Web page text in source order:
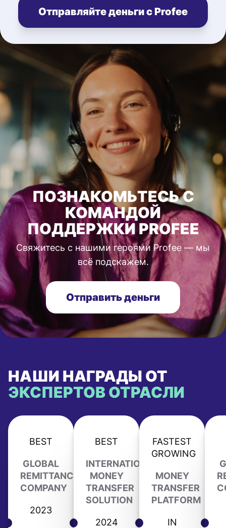
Отправляйте деньги с Profee
ПОЗНАКОМЬТЕСЬ С
КОМАНДОЙ
ПОДДЕРЖКИ PROFEE
Свяжитесь с нашими героями Profee — мы
всё подскажем.
Отправить деньги
НАШИ НАГРАДЫ ОТ
ЭКСПЕРТОВ ОТРАСЛИ
BEST
GLOBAL
REMITTANCE
COMPANY
2023
BEST
INTERNATIONAL
MONEY
TRANSFER
SOLUTION
2024
FASTEST
GROWING
MONEY
TRANSFER
PLATFORM
IN